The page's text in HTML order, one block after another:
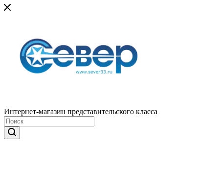
Интернет-магазин представительского класса